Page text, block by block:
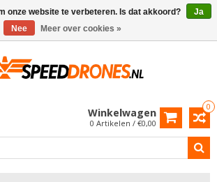
0
Winkelwagen
0 Artikelen / €0,00
onze website te verbeteren. Is dat akkoord?
Ja
Nee
Meer over cookies »